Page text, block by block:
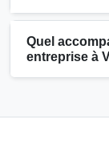
Quel
entreprise à